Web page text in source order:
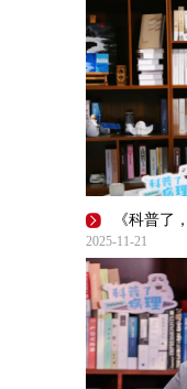
2025-11-21